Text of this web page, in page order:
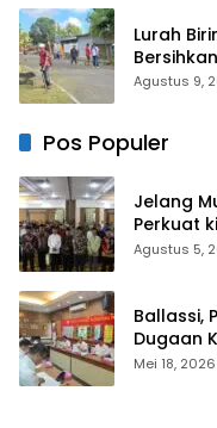
Lurah
Agustus 9,
Pos Populer
Jelang
Perkuat
Agustus 5,
Ballassi,
Dugaan
Mei 18, 2026